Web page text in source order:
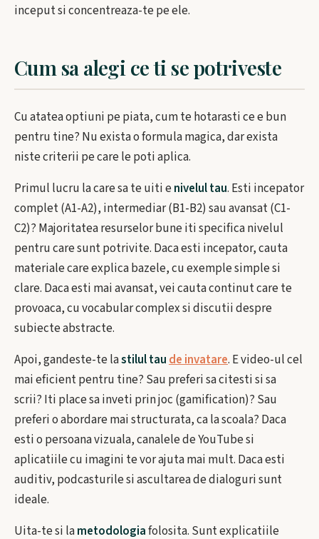
inceput si concentreaza-te pe ele.
Cum sa alegi ce ti se potriveste
Cu atatea optiuni pe piata, cum te hotarasti ce e bun
pentru tine? Nu exista o formula magica, dar exista
niste criterii pe care le poti aplica.
Primul lucru la care sa te uiti enivelul tau. Esti incepator
complet (A1-A2), intermediar (B1-B2) sau avansat (C1-
C2)? Majoritatea resurselor bune iti specifica nivelul
pentru care sunt potrivite. Daca esti incepator, cauta
materiale care explica bazele, cu exemple simple si
clare. Daca esti mai avansat, vei cauta continut care te
provoaca, cu vocabular complex si discutii despre
subiecte abstracte.
Apoi, gandeste-te lastilul taude invatare. E video-ul cel
mai eficient pentru tine? Sau preferi sa citesti si sa
scrii? Iti place sa inveti prin joc (gamification)? Sau
preferi o abordare mai structurata, ca la scoala? Daca
esti o persoana vizuala, canalele de YouTube si
aplicatiile cu imagini te vor ajuta mai mult. Daca esti
auditiv, podcasturile si ascultarea de dialoguri sunt
ideale.
Uita-te si lametodologiafolosita. Sunt explicatiile